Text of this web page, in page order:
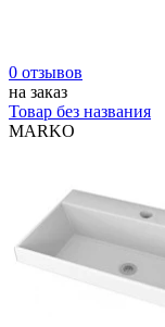
0 отзывов
на заказ
Товар без названия
MARKO